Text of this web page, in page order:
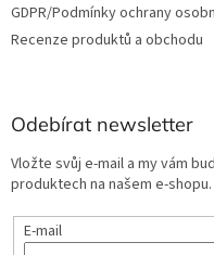
GDPR/Podmínky ochrany
Recenze produktů a obchodu
Odebírat newsletter
Vložte svůj e-mail a my vám
produktech na našem e-shopu.
E-mail